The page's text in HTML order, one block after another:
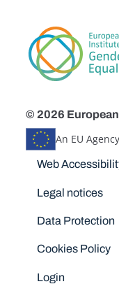
© 2026
An EU Agency
Disclaimers
Web
Legal notices
Data Protection
Cookies Policy
Login